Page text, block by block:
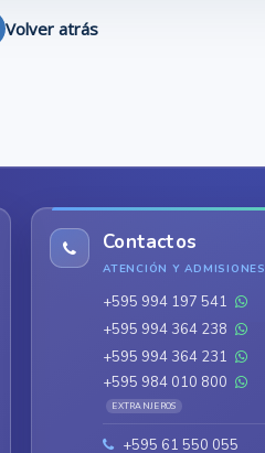
Volver atrás
Contactos
ATENCIÓN Y ADMISIONES
+595 994 197 541
+595 994 364 238
+595 994 364 231
+595 984 010 800
EXTRANJEROS
+595 61 550 055